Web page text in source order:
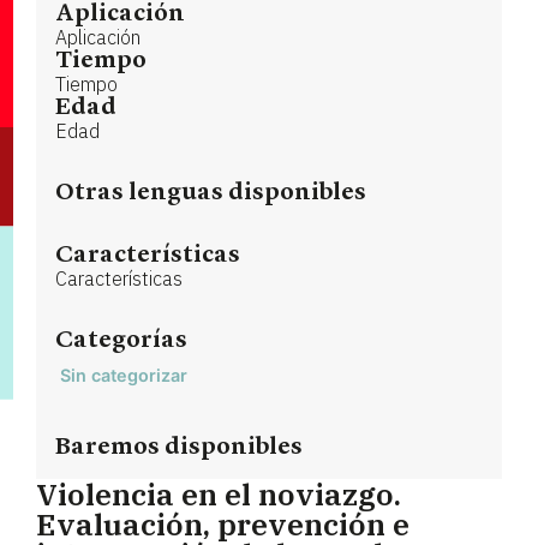
Aplicación
Aplicación
Tiempo
Tiempo
Edad
Edad
Otras lenguas disponibles
Características
Características
Categorías
Sin categorizar
Baremos disponibles
Violencia en el noviazgo.
Evaluación, prevención e